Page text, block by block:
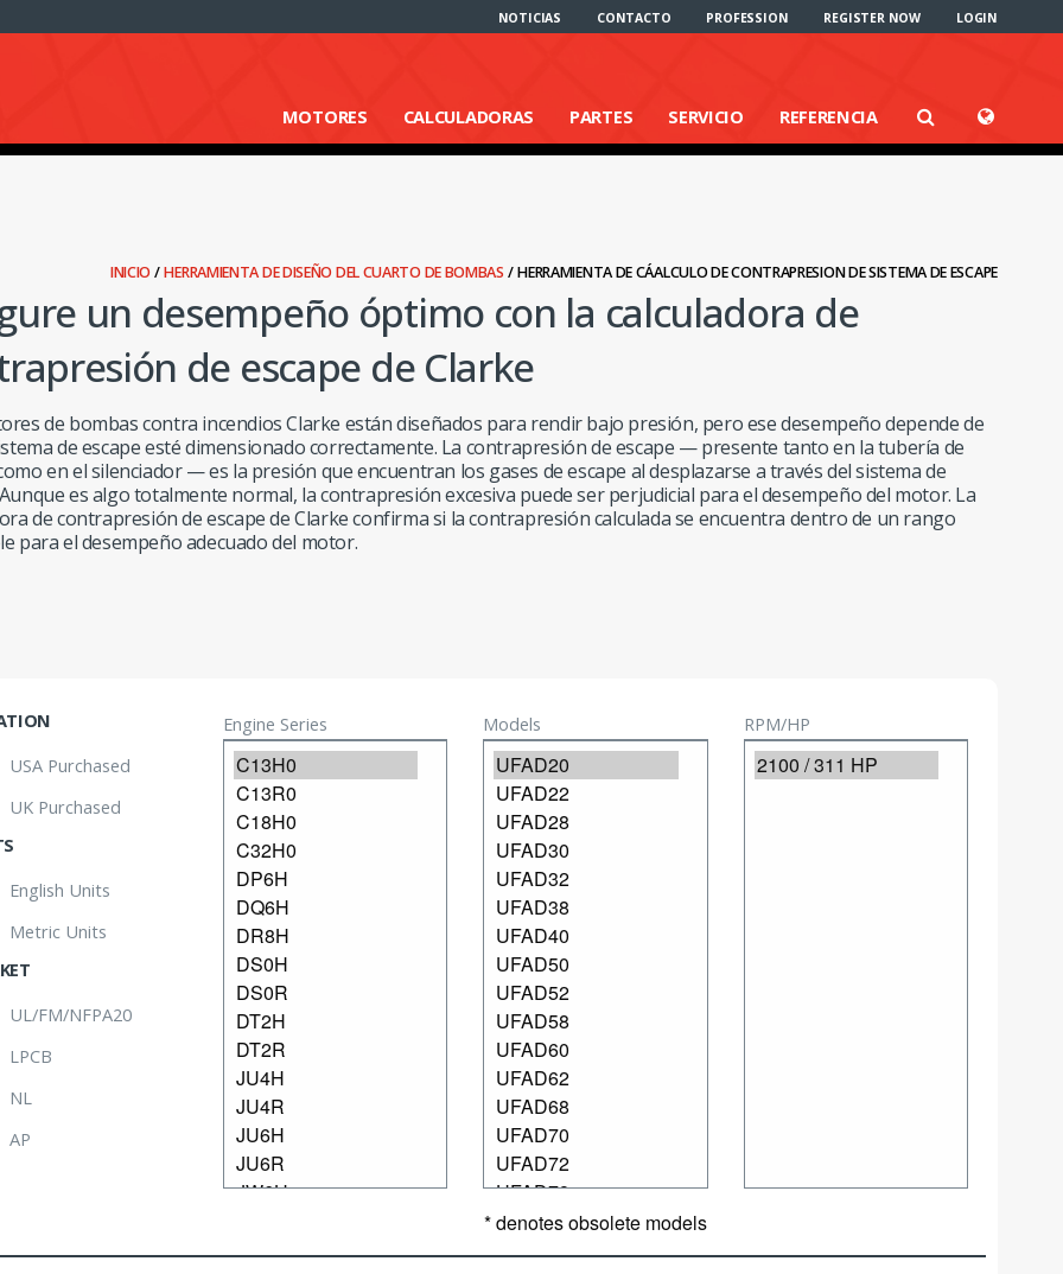
NOTICIAS CONTACTO PROFESSION REGISTER NOW LOGIN
MOTORES CALCULADORAS PARTES SERVICIO REFERENCIA
INICIO/ HERRAMIENTA DE DISEÑO DEL CUARTO DE BOMBAS/ HERRAMIENTA DE CÁALCULO DE CONTRAPRESION DE SISTEMA DE ESCAPE
un desempeño óptimo con la calculadora de
de escape de Clarke
de bombas contra incendios Clarke están diseñados para rendir bajo presión, pero ese desempeño depende de
de escape esté dimensionado correctamente. La contrapresión de escape — presente tanto en la tubería de
en el silenciador — es la presión que encuentran los gases de escape al desplazarse a través del sistema de
es algo totalmente normal, la contrapresión excesiva puede ser perjudicial para el desempeño del motor. La
de contrapresión de escape de Clarke confirma si la contrapresión calculada se encuentra dentro de un rango
para el desempeño adecuado del motor.
USA Purchased
UK Purchased
English Units
Metric Units
UL/FM/NFPA20
LPCB
NL
AP
Engine Series Models
* denotes obsolete models
RPM/HP